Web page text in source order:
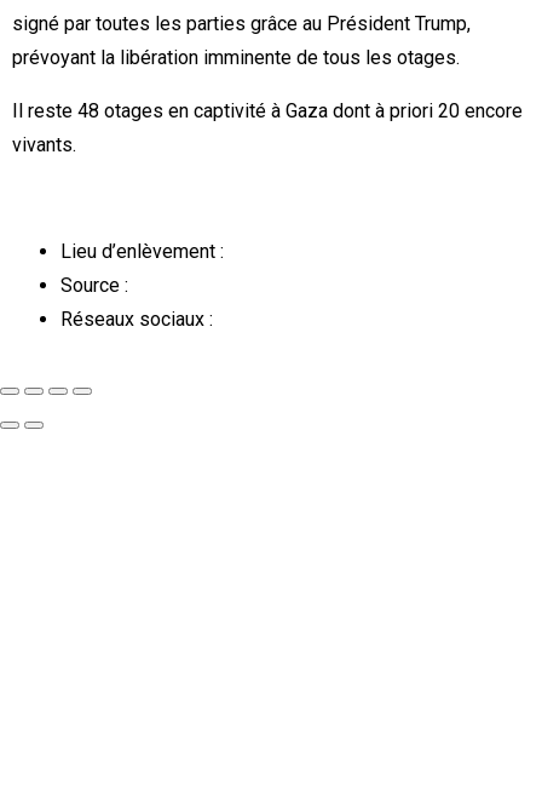
signé par toutes les parties grâce au Président Trump,
prévoyant la libération imminente de tous les otages.
Il reste 48 otages en captivité à Gaza dont à priori 20 encore
vivants.
Lieu d’enlèvement :
Source :
Réseaux sociaux :